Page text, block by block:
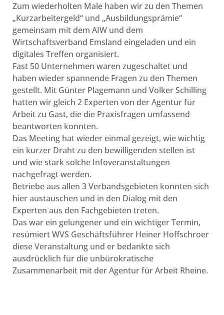
Zum wiederholten Male haben wir zu den Themen
„Kurzarbeitergeld“ und „Ausbildungsprämie“
gemeinsam mit dem AIW und dem
Wirtschaftsverband Emsland eingeladen und ein
digitales Treffen organisiert.
Fast 50 Unternehmen waren zugeschaltet und
haben wieder spannende Fragen zu den Themen
gestellt. Mit Günter Plagemann und Volker Schilling
hatten wir gleich 2 Experten von der Agentur für
Arbeit zu Gast, die die Praxisfragen umfassend
beantworten konnten.
Das Meeting hat wieder einmal gezeigt, wie wichtig
ein kurzer Draht zu den bewilligenden stellen ist
und wie stark solche Infoveranstaltungen
nachgefragt werden.
Betriebe aus allen 3 Verbandsgebieten konnten sich
hier austauschen und in den Dialog mit den
Experten aus den Fachgebieten treten.
Das war ein gelungener und ein wichtiger Termin,
resümiert WVS Geschäftsführer Heiner Hoffschroer
diese Veranstaltung und er bedankte sich
ausdrücklich für die unbürokratische
Zusammenarbeit mit der Agentur für Arbeit Rheine.